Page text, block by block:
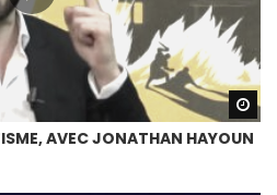
AVEC JONATHAN HAYOUN